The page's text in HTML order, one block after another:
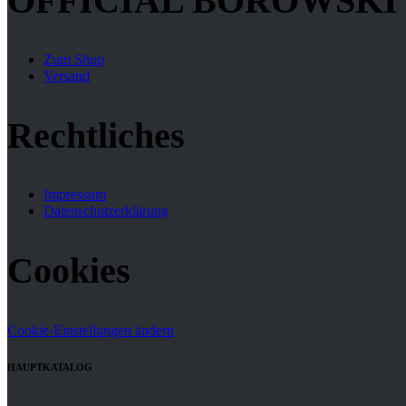
Zum Shop
Versand
Rechtliches
Impressum
Datenschutzerklärung
Cookies
Cookie-Einstellungen ändern
HAUPTKATALOG